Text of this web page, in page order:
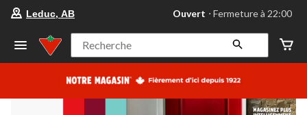
votre
préféré
Leduc,
AB,
courament
Fermeture
Leduc, AB Ouvert ⋅ Fermeture à 22:00
Recherche